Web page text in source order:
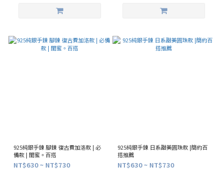
925純銀手鍊 腳鍊 復古費加洛款 | 必
備款 | 閨蜜。百搭
NT$630 ~ NT$730
925純銀手鍊 日系甜美圓珠款 |簡約百
搭推薦
NT$630 ~ NT$730